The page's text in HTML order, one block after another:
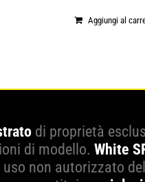
Aggiungi al
di proprietà
di modello. White
non autorizzato